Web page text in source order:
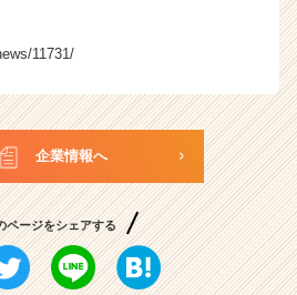
11731/
企業情報へ
ページをシェアする